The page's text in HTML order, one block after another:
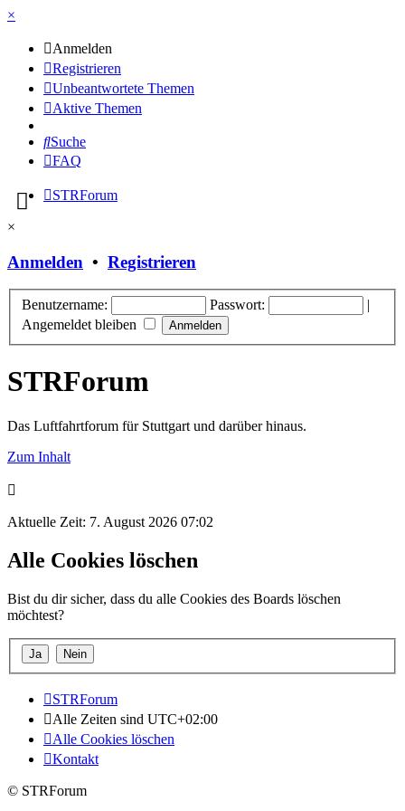
×
Anmelden
Registrieren
Unbeantwortete Themen
Aktive Themen
Suche
FAQ
STRForum
×
Anmelden • Registrieren
Benutzername: Passwort:
|
Angemeldet bleiben
STRForum
Das Luftfahrtforum für Stuttgart und darüber hinaus.
Zum Inhalt
Aktuelle Zeit: 7. August 2026 07:02
Alle Cookies löschen
Bist du dir sicher, dass du alle Cookies des Boards löschen
möchtest?
STRForum
Alle Zeiten sind UTC+02:00
Alle Cookies löschen
Kontakt
© STRForum